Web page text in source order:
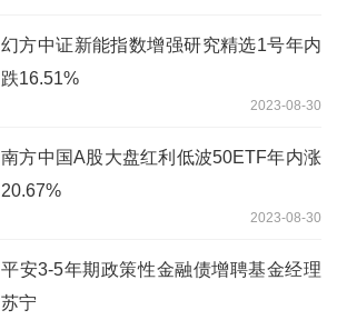
幻方中证新能指数增强研究精选1号年内
跌16.51%
2023-08-30
南方中国A股大盘红利低波50ETF年内涨
20.67%
2023-08-30
平安3-5年期政策性金融债增聘基金经理
苏宁